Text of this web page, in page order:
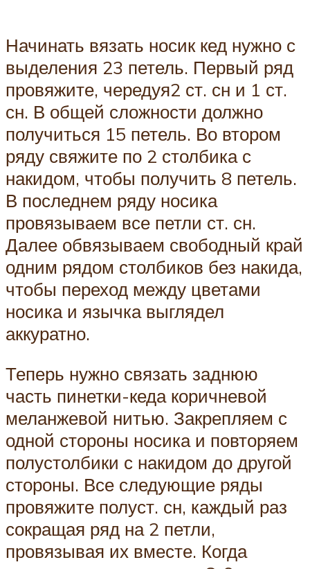
Начинать вязать носик кед нужно с
выделения 23 петель. Первый ряд
провяжите, чередуя2 ст. сн и 1 ст.
сн. В общей сложности должно
получиться 15 петель. Во втором
ряду свяжите по 2 столбика с
накидом, чтобы получить 8 петель.
В последнем ряду носика
провязываем все петли ст. сн.
Далее обвязываем свободный край
одним рядом столбиков без накида,
чтобы переход между цветами
носика и язычка выглядел
аккуратно.
Теперь нужно связать заднюю
часть пинетки-кеда коричневой
меланжевой нитью. Закрепляем с
одной стороны носика и повторяем
полустолбики с накидом до другой
стороны. Все следующие ряды
провяжите полуст. сн, каждый раз
сокращая ряд на 2 петли,
провязывая их вместе. Когда